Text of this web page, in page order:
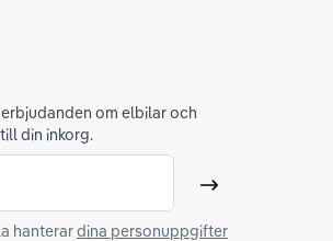
om elbilar och
din inkorg.
Skicka
hanterardina personuppgifter